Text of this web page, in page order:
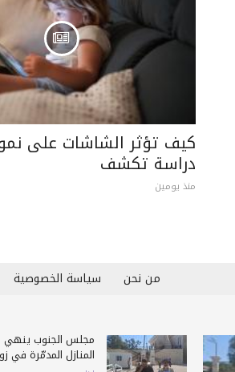
كيف تؤثر الشاشات على
دراسة تكشف
منذ يومين
من نحن سياسة الخصوصية
مجلس الجنوب ينهي
المنازل المدمّرة في